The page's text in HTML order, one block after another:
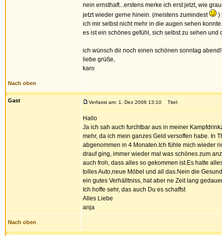
nein ernsthaft...erstens merke ich erst jetzt, wie
jetzt wieder gerne hinein. (meistens zumindest
)
ich mir selbst nicht mehr in die augen sehen
es ist ein schönes gefühl, sich selbst zu sehen und
ich wünsch dir noch einen schönen sonntag abend!
liebe grüße,
karo
Nach oben
Gast Verfasst am: 1. Dez 2008 13:10 Titel:
Hallo
Ja ich sah auch furchtbar aus in meiner
mehr, da ich mein ganzes Geld versoffen habe. In
abgenommen in 4 Monaten.Ich fühle mich wieder
drauf ging, immer wieder mal was schönes zum
auch froh, dass alles so gekommen ist.Es hatte
tolles Auto,neue Möbel und all das.Nein die
ein gutes Verhälltniss, hat aber ne Zeit lang
Ich hoffe sehr, das auch Du es schaffst
Alles Liebe
anja
Nach oben